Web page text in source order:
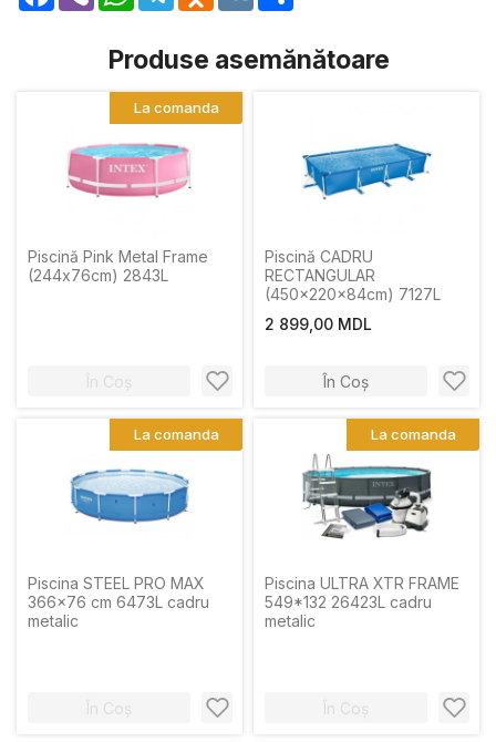
Produse asemănătoare
Piscină Pink Metal Frame
(244х76сm) 2843L
În Coș
La comanda
Piscină CADRU
RECTANGULAR
(450x220x84cm) 7127L
2 899,00 MDL
În Coș
Piscina STEEL PRO MAX
366x76 cm 6473L cadru
metalic
În Coș
La comanda
Piscina ULTRA XTR FRAME
549*132 26423L cadru
metalic
În Coș
La comanda